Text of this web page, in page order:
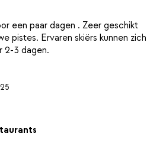
een paar dagen . Zeer geschikt
pistes. Ervaren skiërs kunnen zich